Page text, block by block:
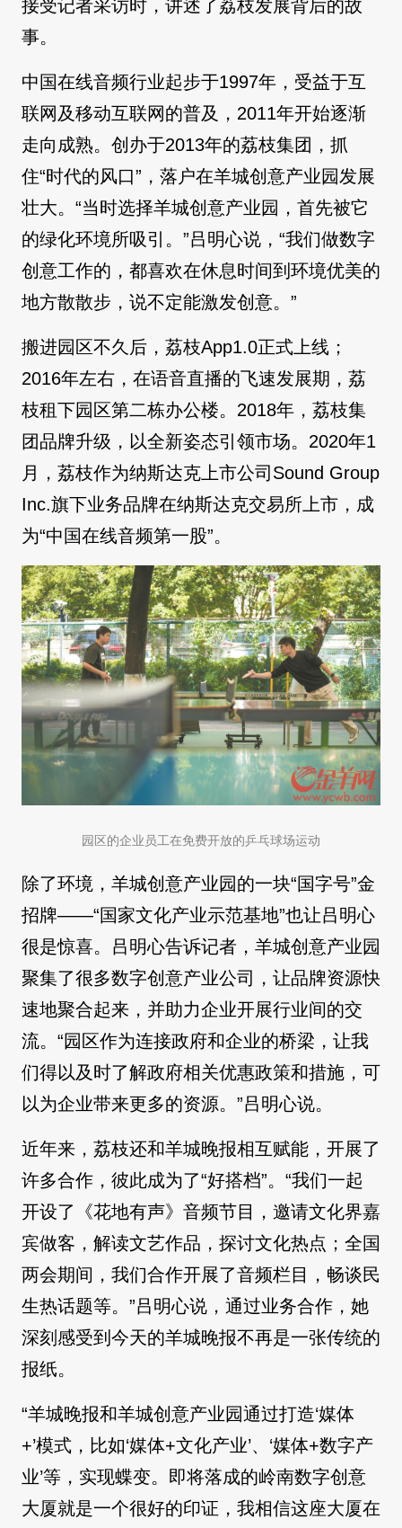
接受记者采访时，讲述了荔枝发展背后的故
事。
中国在线音频行业起步于1997年，受益于互
联网及移动互联网的普及，2011年开始逐渐
走向成熟。创办于2013年的荔枝集团，抓
住“时代的风口”，落户在羊城创意产业园发展
壮大。“当时选择羊城创意产业园，首先被它
的绿化环境所吸引。”吕明心说，“我们做数字
创意工作的，都喜欢在休息时间到环境优美的
地方散散步，说不定能激发创意。”
搬进园区不久后，荔枝App1.0正式上线；
2016年左右，在语音直播的飞速发展期，荔
枝租下园区第二栋办公楼。2018年，荔枝集
团品牌升级，以全新姿态引领市场。2020年1
月，荔枝作为纳斯达克上市公司Sound Group
Inc.旗下业务品牌在纳斯达克交易所上市，成
为“中国在线音频第一股”。
园区的企业员工在免费开放的乒乓球场运动
除了环境，羊城创意产业园的一块“国字号”金
招牌——“国家文化产业示范基地”也让吕明心
很是惊喜。吕明心告诉记者，羊城创意产业园
聚集了很多数字创意产业公司，让品牌资源快
速地聚合起来，并助力企业开展行业间的交
流。“园区作为连接政府和企业的桥梁，让我
们得以及时了解政府相关优惠政策和措施，可
以为企业带来更多的资源。”吕明心说。
近年来，荔枝还和羊城晚报相互赋能，开展了
许多合作，彼此成为了“好搭档”。“我们一起
开设了《花地有声》音频节目，邀请文化界嘉
宾做客，解读文艺作品，探讨文化热点；全国
两会期间，我们合作开展了音频栏目，畅谈民
生热话题等。”吕明心说，通过业务合作，她
深刻感受到今天的羊城晚报不再是一张传统的
报纸。
“羊城晚报和羊城创意产业园通过打造‘媒体
+’模式，比如‘媒体+文化产业’、‘媒体+数字产
业’等，实现蝶变。即将落成的岭南数字创意
大厦就是一个很好的印证，我相信这座大厦在